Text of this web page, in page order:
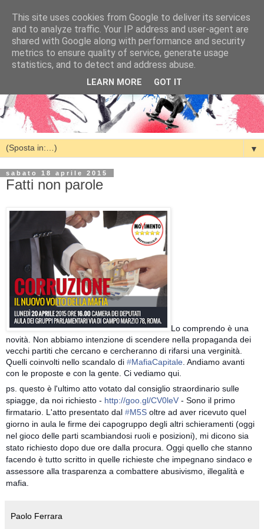
▼
sabato 18 aprile 2015
Fatti non parole
Lo comprendo è una
novità. Non abbiamo intenzione di scendere nella propaganda dei
vecchi partiti che cercano e cercheranno di rifarsi una verginità.
Quelli coinvolti nello scandalo di ‪#‎MafiaCapitale‬ . Andiamo avanti
con le proposte e con la gente. Ci vediamo qui.
ps. questo è l'ultimo atto votato dal consiglio straordinario sulle
spiagge, da noi richiesto - http://goo.gl/CV0leV - Sono il primo
firmatario. L'atto presentato dal ‪#‎M5S‬ oltre ad aver ricevuto quel
giorno in aula le firme dei capogruppo degli altri schieramenti (oggi
nel gioco delle parti scambiandosi ruoli e posizioni), mi dicono sia
stato richiesto dopo due ore dalla procura. Oggi quello che stanno
facendo è tutto scritto in quelle richieste che impegnano sindaco e
assessore alla trasparenza a combattere abusivismo, illegalità e
mafia.
Paolo Ferrara
This site uses cookies from Google to deliver its services
and to analyze traffic. Your IP address and user-agent are
shared with Google along with performance and security
metrics to ensure quality of service, generate usage
statistics, and to detect and address abuse.
LEARN MORE GOT IT